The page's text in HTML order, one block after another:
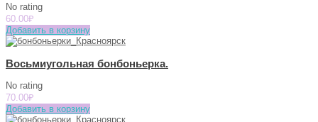
No rating
60.00₽
Добавить в корзину
Восьмиугольная бонбоньерка.
No rating
70.00₽
Добавить в корзину